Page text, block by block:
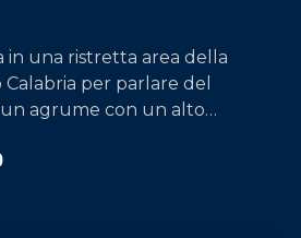
in una ristretta area della
per parlare del
agrume con un alto
della puntata un tuffo in